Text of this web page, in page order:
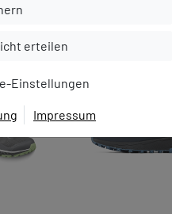
speichern für die
für die Gruppe
erteilen
Einstellungen
Impressum
KATEGORIE